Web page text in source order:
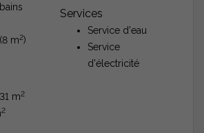
m2)
m2
2
Services
Service d'eau
Service
d'électricité